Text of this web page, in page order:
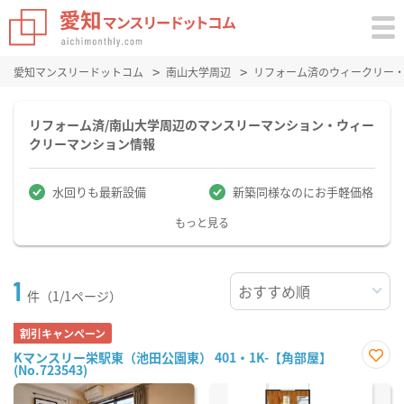
愛知マンスリードットコム 南山大学周辺 リフォーム済のウィークリー
リフォーム済/南山大学周辺のマンスリーマンション・ウィー
クリーマンション情報
水回りも最新設備 新築同様なのにお手軽価格
もっと見る
1 件（1/1ページ）
割引キャンペーン
Kマンスリー栄駅東（池田公園東） 401・1K-【角部屋】
(No.723543)
に入